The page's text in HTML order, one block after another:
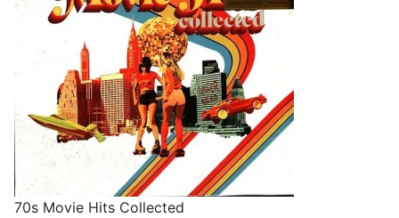
70s Movie Hits Collected